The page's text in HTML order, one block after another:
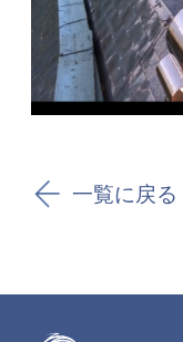
一覧に戻る